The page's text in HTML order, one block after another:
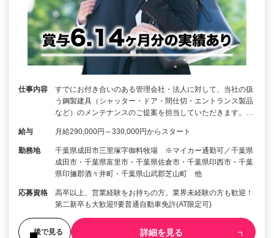
仕事内容
すでにお付き合いのある管理会社・法人に対して、当社の扱
う鋼製建具（シャッター・ドア・間仕切・エントランス製品
など）のメンテナンスのご提案を担当していただきます。…
給与 月給290,000円～330,000円からスタート
勤務地
千葉県成田市三里塚字御料牧場 ※マイカー通勤可／千葉県
成田市・千葉県富里市・千葉県佐倉市・千葉県印西市・千葉
県印旛郡酒々井町・千葉県山武郡芝山町 他
応募資格
高卒以上、営業経験をお持ちの方。業界未経験の方も歓迎！
第二新卒も大歓迎‼要普通自動車免許(AT限定可)
後で見る 詳細を見る